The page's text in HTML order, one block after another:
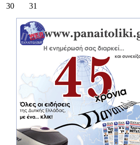
30
31